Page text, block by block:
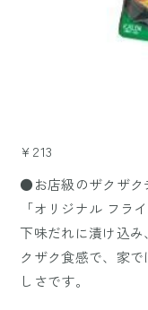
¥213
●お店級のザクザク
「オリジナル フラ
下味だれに漬け込
クザク食感で、家
しさです。